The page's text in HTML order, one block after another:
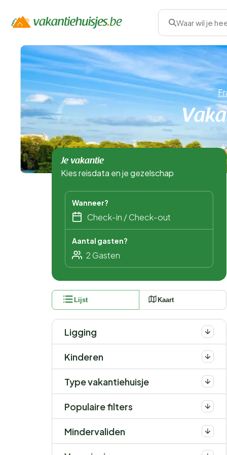
Waar wil je
Je vakantie
Kies reisdata en je gezelschap
Wanneer?
Aantal gasten?
Lijst Kaart
Ligging
Kinderen
Type vakantiehuisje
Populaire filters
Mindervaliden